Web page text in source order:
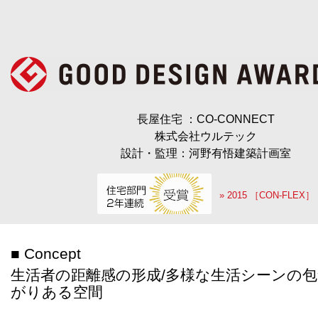
長屋住宅 ：CO-CONNECT
株式会社ウルテック
設計・監理：河野有悟建築計画室
» 2015 ［CON-FLEX］
■ Concept
生活者の距離感の形成/多様な生活シーンの
がりある空間